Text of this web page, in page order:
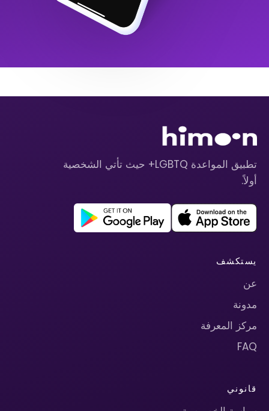
تطبيق المواعدة LGBTQ+ حيث تأتي الشخصية
أولاً.
يستكشف
عن
مدونة
مركز المعرفة
FAQ
قانوني